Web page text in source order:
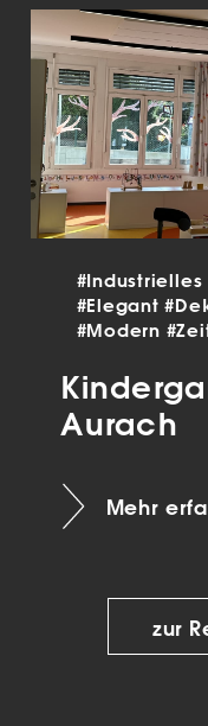
#Industrielles
#Elegant
#Modern
Aurach
Mehr
zur